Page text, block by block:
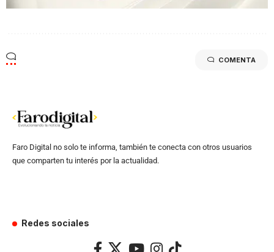
COMENTA
Faro Digital no solo te informa, también te conecta con otros usuarios
que comparten tu interés por la actualidad.
Redes sociales